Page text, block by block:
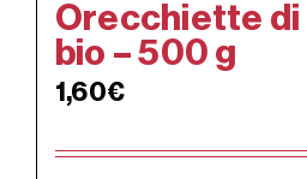
Orecchiette di
bio – 500 g
1,60€